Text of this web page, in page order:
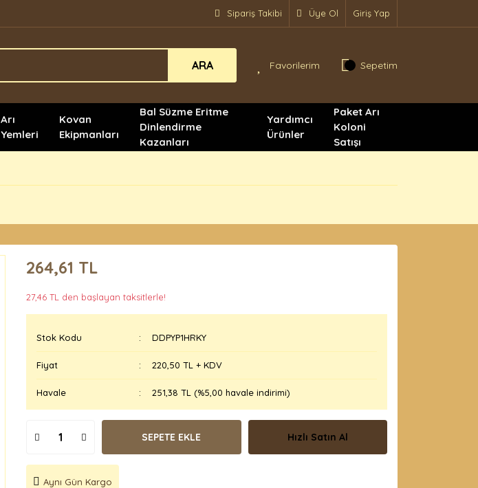
Sipariş Takibi Üye Ol Giriş Yap
ARA Favorilerim Sepetim
Arı
Yemleri
Kovan
Ekipmanları
Bal Süzme Eritme
Dinlendirme
Kazanları
Yardımcı
Ürünler
Paket Arı
Koloni
Satışı
264,61 TL
27,46 TL den başlayan taksitlerle!
Stok Kodu DDPYP1HRKY
Fiyat 220,50 TL + KDV
Havale 251,38 TL (%5,00 havale indirimi)
SEPETE EKLE Hızlı Satın Al
Aynı Gün Kargo